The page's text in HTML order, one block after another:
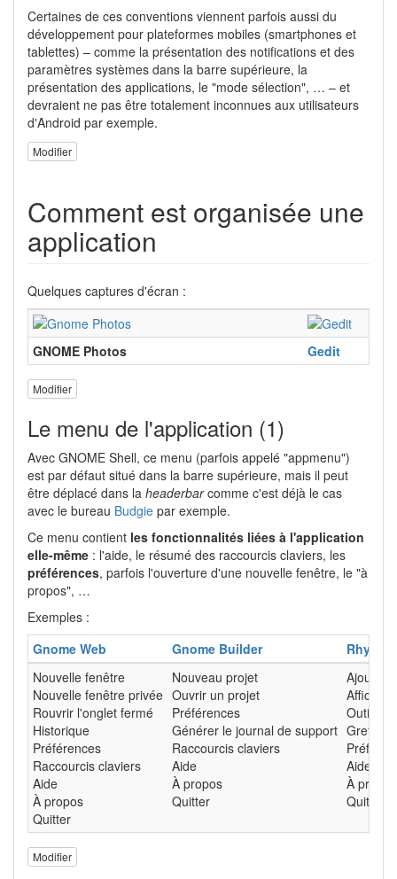
Certaines de ces conventions viennent parfois aussi du
développement pour plateformes mobiles (smartphones et
tablettes) – comme la présentation des notifications et des
paramètres systèmes dans la barre supérieure, la
présentation des applications, le "mode sélection", … – et
devraient ne pas être totalement inconnues aux utilisateurs
d'Android par exemple.
Modifier
Comment est organisée une
application
Quelques captures d'écran :
GNOME Photos Gedit
Modifier
Le menu de l'application (1)
Avec GNOME Shell, ce menu (parfois appelé "appmenu")
est par défaut situé dans la barre supérieure, mais il peut
être déplacé dans la headerbarcomme c'est déjà le cas
avec le bureau Budgie par exemple.
Ce menu contient les fonctionnalités liées à l'application
elle-même : l'aide, le résumé des raccourcis claviers, les
préférences, parfois l'ouverture d'une nouvelle fenêtre, le "à
propos", …
Exemples :
Gnome Web
Gnome Builder
Nouvelle fenêtre
Nouvelle fenêtre privée
Rouvrir l'onglet fermé
Historique
Préférences
Raccourcis claviers
Aide
À propos
Quitter
Nouveau projet
Ouvrir un projet
Préférences
Générer le journal de support
Raccourcis claviers
Aide
À propos
Quitter
Ajouter
Outils
Greffons
Aide
À propos
Quitter
Modifier